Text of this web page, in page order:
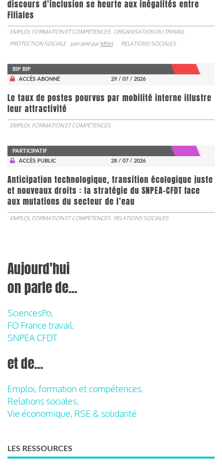
discours d’inclusion se heurte aux inégalités entre
Filiales
EMPLOI, FORMATION ET COMPÉTENCES ORGANISATION DU TRAVAIL
PROTECTION SOCIALE
parrainé parMNH RELATIONS SOCIALES
BIP BIP
ACCÈS ABONNÉ
29 / 07 / 2026
Le taux de postes pourvus par mobilité interne illustre
leur attractivité
EMPLOI, FORMATION ET COMPÉTENCES
PARTICIPATIF
ACCÈS PUBLIC
28 / 07 / 2026
Anticipation technologique, transition écologique juste
et nouveaux droits : la stratégie du SNPEA-CFDT face
aux mutations du secteur de l’eau
EMPLOI, FORMATION ET COMPÉTENCES RELATIONS SOCIALES
Aujourd'hui
on parle de...
SciencesPo,
FO France travail,
SNPEA CFDT
et de...
Emploi, formation et compétences,
Relations sociales,
Vie économique, RSE & solidarité
LES RESSOURCES